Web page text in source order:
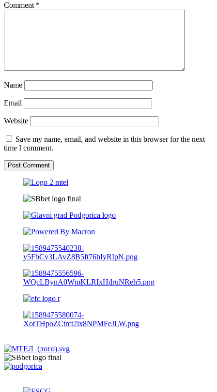
Comment *
Name
Email
Website
Save my name, email, and website in this browser for the next
time I comment.